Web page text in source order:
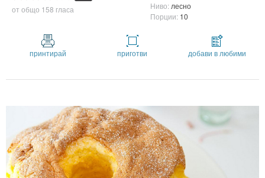
от общо 158 гласа
Ниво: лесно
Порции: 10
принтирай приготви добави в любими